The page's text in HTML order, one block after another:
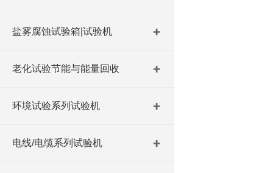
盐雾腐蚀试验箱|试验机
老化试验节能与能量回收
环境试验系列试验机
电线/电缆系列试验机